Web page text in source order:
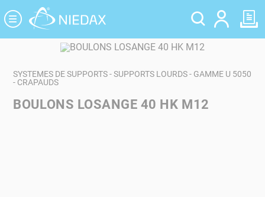
SYSTEMES DE SUPPORTS - SUPPORTS LOURDS - GAMME U 5050
- CRAPAUDS
BOULONS LOSANGE 40 HK M12
Panneau de gestion des cookies